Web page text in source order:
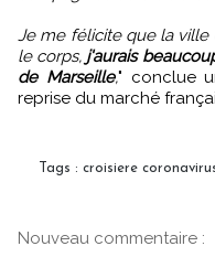
Je me félicite que la
le corps, j'aurais
de Marseille," conclue
reprise du marché
Tags : croisiere
Nouveau commentaire :